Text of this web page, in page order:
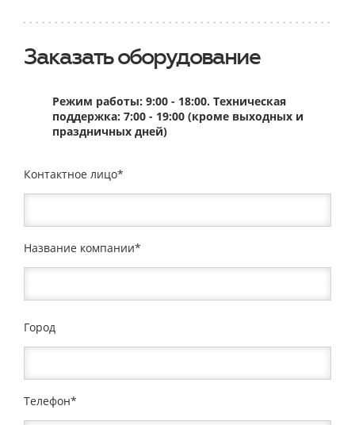
Заказать оборудование
Режим работы: 9:00 - 18:00. Техническая
поддержка: 7:00 - 19:00 (кроме выходных и
праздничных дней)
Контактное лицо
Название компании
Город
Телефон